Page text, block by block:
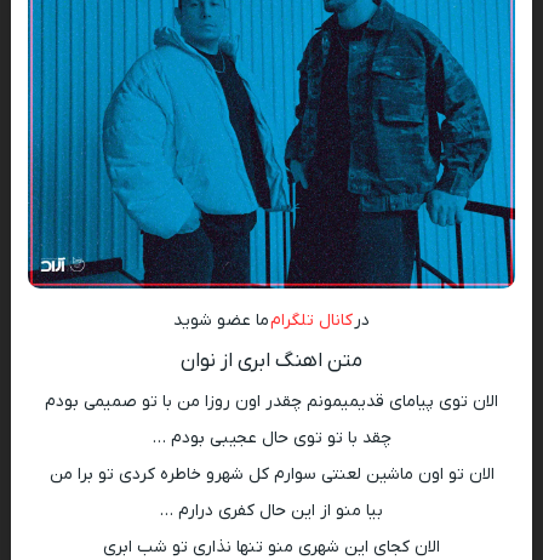
در کانال تلگرامما عضو شوید
متن اهنگ ابری از نوان
الان توی پیامای قدیمیمونم چقدر اون روزا من با تو صمیمی بودم
چقد با تو توی حال عجیبی بودم …
الان تو اون ماشین لعنتی سوارم کل شهرو خاطره کردی تو برا من
بیا منو از این حال کفری درارم …
الان کجای این شهری منو تنها نذاری تو شب ابری